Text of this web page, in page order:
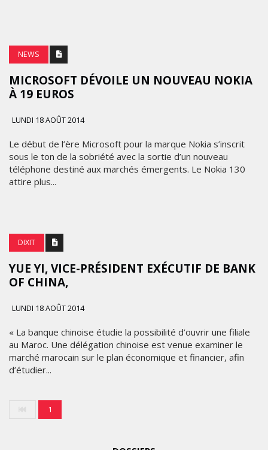
NEWS
MICROSOFT DÉVOILE UN NOUVEAU NOKIA
À 19 EUROS
LUNDI 18 AOÛT 2014
Le début de l’ère Microsoft pour la marque Nokia s’inscrit
sous le ton de la sobriété avec la sortie d’un nouveau
téléphone destiné aux marchés émergents. Le Nokia 130
attire plus...
DIXIT
YUE YI, VICE-PRÉSIDENT EXÉCUTIF DE BANK
OF CHINA,
LUNDI 18 AOÛT 2014
« La banque chinoise étudie la possibilité d’ouvrir une filiale
au Maroc. Une délégation chinoise est venue examiner le
marché marocain sur le plan économique et financier, afin
d’étudier...
1